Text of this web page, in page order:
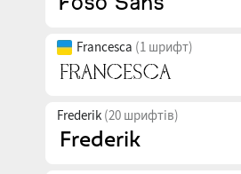
Francesca (1 шрифт)
Frederik (20 шрифтів)